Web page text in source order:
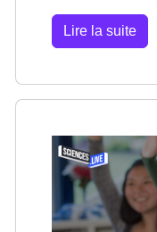
Lire la suite